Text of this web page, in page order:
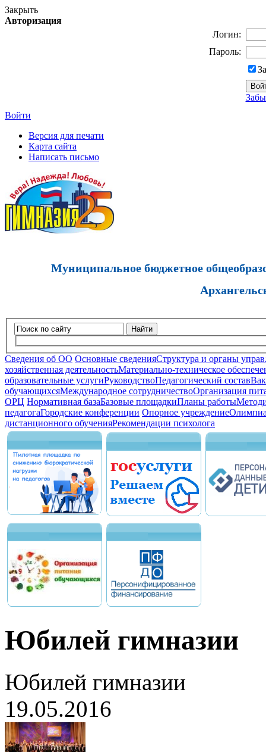
Закрыть
Авторизация
Логин:
Пароль:
Войти
Версия для печати
Карта сайта
Написать письмо
Муниципальное бюджетное
Найти
Сведения об ОО Основные сведенияСтруктура и органы
хозяйственная деятельностьМатериально-техническое
образовательные услугиРуководствоПедагогический состав
обучающихсяМеждународное сотрудничествоОрганизация
ОРЦ Нормативная базаБазовые площадкиПланы работы
педагогаГородские конференции Опорное учреждение
дистанционного обученияРекомендации психолога
Юбилей гимназии
Юбилей гимназии
19.05.2016